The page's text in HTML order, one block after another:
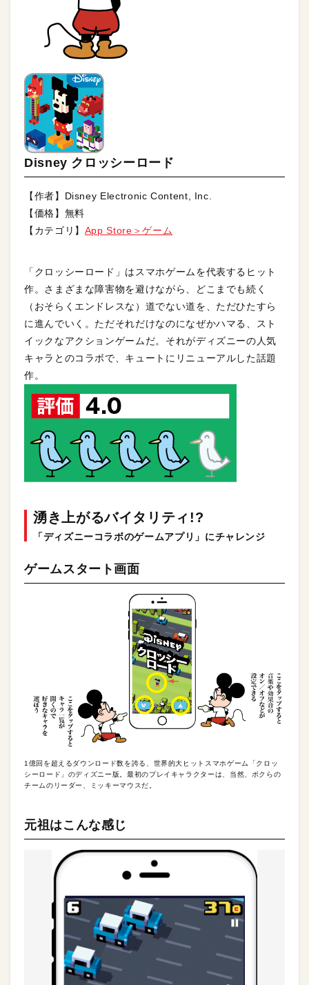
Disney クロッシーロード
【作者】Disney Electronic Content, Inc.
【価格】無料
【カテゴリ】 App Store＞ゲーム
「クロッシーロード」はスマホゲームを代表するヒット
作。さまざまな障害物を避けながら、どこまでも続く
（おそらくエンドレスな）道でない道を、ただひたすら
に進んでいく。ただそれだけなのになぜかハマる、スト
イックなアクションゲームだ。それがディズニーの人気
キャラとのコラボで、キュートにリニューアルした話題
作。
湧き上がるバイタリティ!?
「ディズニーコラボのゲームアプリ」にチャレンジ
ゲームスタート画面
1億回を超えるダウンロード数を誇る、世界的大ヒットスマホゲーム「クロッ
シーロード」のディズニー版。最初のプレイキャラクターは、当然、ボクらの
チームのリーダー、ミッキーマウスだ。
元祖はこんな感じ